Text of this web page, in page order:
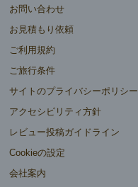
お問い合わせ
お見積もり依頼
ご利用規約
ご旅行条件
サイトのプライバシーポリシー
アクセシビリティ方針
レビュー投稿ガイドライン
Cookieの設定
会社案内